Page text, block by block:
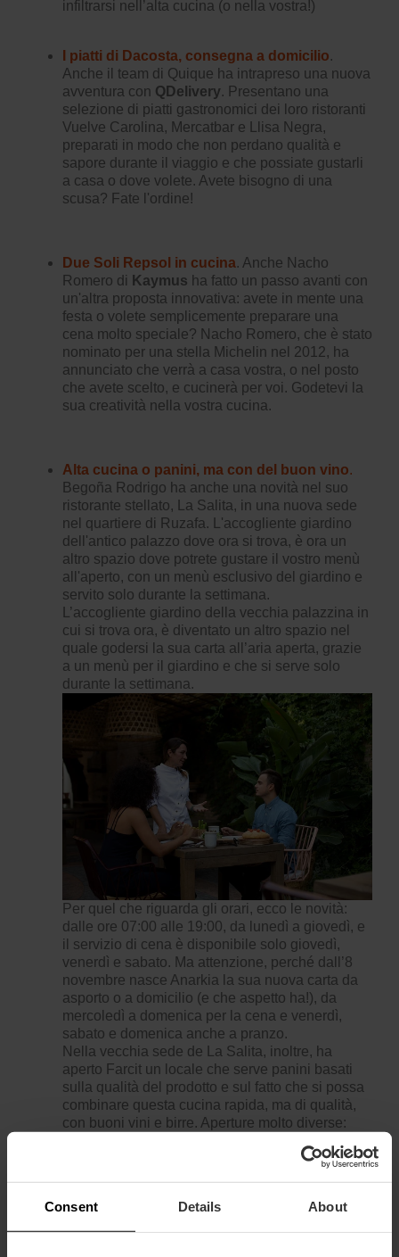
Consent Details About
infiltrarsi nell’alta cucina (o nella vostra!)
I piatti di Dacosta, consegna a domicilio.
Anche il team di Quique ha intrapreso una nuova
avventura con QDelivery. Presentano una
selezione di piatti gastronomici dei loro ristoranti
Vuelve Carolina, Mercatbar e Llisa Negra,
preparati in modo che non perdano qualità e
sapore durante il viaggio e che possiate gustarli
a casa o dove volete. Avete bisogno di una
scusa? Fate l'ordine!
Due Soli Repsol in cucina. Anche Nacho
Romero di Kaymus ha fatto un passo avanti con
un'altra proposta innovativa: avete in mente una
festa o volete semplicemente preparare una
cena molto speciale? Nacho Romero, che è stato
nominato per una stella Michelin nel 2012, ha
annunciato che verrà a casa vostra, o nel posto
che avete scelto, e cucinerà per voi. Godetevi la
sua creatività nella vostra cucina.
Alta cucina o panini, ma con del buon vino.
Begoña Rodrigo ha anche una novità nel suo
ristorante stellato,
La Salita, in una nuova sede
nel quartiere di Ruzafa. L'accogliente giardino
dell'antico palazzo dove ora si trova, è ora un
altro spazio dove potrete gustare il vostro menù
all'aperto, con un menù esclusivo del giardino e
servito solo durante la settimana.
L’accogliente giardino della vecchia palazzina in
cui si trova ora, è diventato un altro spazio nel
quale godersi la sua carta all’aria aperta, grazie
a un menù per il giardino e che si serve solo
durante la settimana.
Per quel che riguarda gli orari, ecco le novità:
dalle ore 07:00 alle 19:00, da lunedì a giovedì, e
il servizio di cena è disponibile solo giovedì,
venerdì e sabato. Ma attenzione, perché dall’8
novembre nasce Anarkia la sua nuova carta da
asporto o a domicilio (e che aspetto ha!), da
mercoledì a domenica per la cena e venerdì,
sabato e domenica anche a pranzo.
Nella vecchia sede de La Salita, inoltre, ha
aperto Farcit un locale che serve panini basati
sulla qualità del prodotto e sul fatto che si possa
combinare questa cucina rapida, ma di qualità,
con buoni vini e birre. Aperture molto diverse:
delivery con i musts del ristorante in versione da
asporto e offre anche una nuova esposizione di